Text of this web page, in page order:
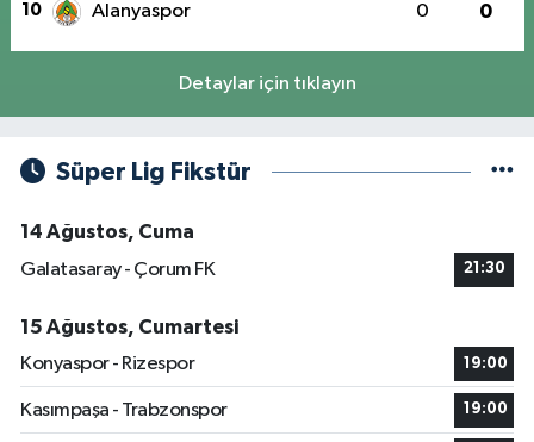
10 Alanyaspor 0 0
Detaylar için tıklayın
Süper Lig Fikstür
14 Ağustos, Cuma
Galatasaray - Çorum FK
21:30
15 Ağustos, Cumartesi
Konyaspor - Rizespor
19:00
Kasımpaşa - Trabzonspor 19:00